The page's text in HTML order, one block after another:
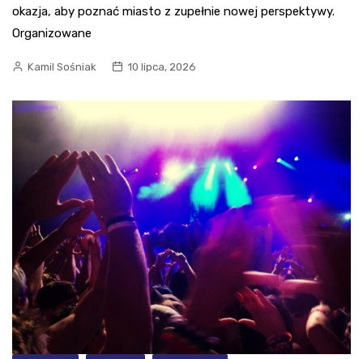
okazja, aby poznać miasto z zupełnie nowej perspektywy.
Organizowane
Kamil Sośniak 10 lipca, 2026